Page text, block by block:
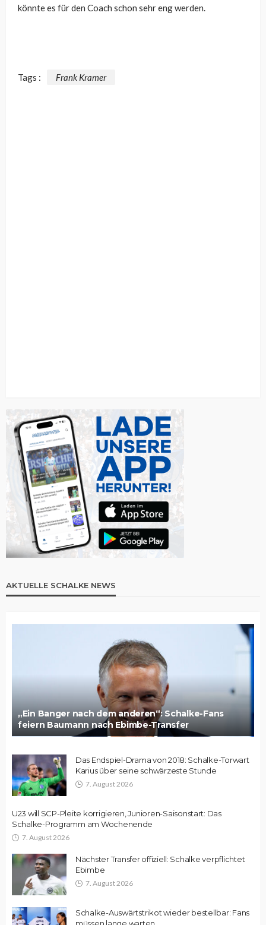
könnte es für den Coach schon sehr eng werden.
Tags : Frank Kramer
AKTUELLE SCHALKE NEWS
„Ein Banger nach dem anderen“: Schalke-Fans
feiern Baumann nach Ebimbe-Transfer
Das Endspiel-Drama von 2018: Schalke-Torwart
Karius über seine schwärzeste Stunde
7. August 2026
U23 will SCP-Pleite korrigieren, Junioren-Saisonstart: Das
Schalke-Programm am Wochenende
7. August 2026
Nächster Transfer offiziell: Schalke verpflichtet
Ebimbe
7. August 2026
Schalke-Auswärtstrikot wieder bestellbar: Fans
müssen lange warten